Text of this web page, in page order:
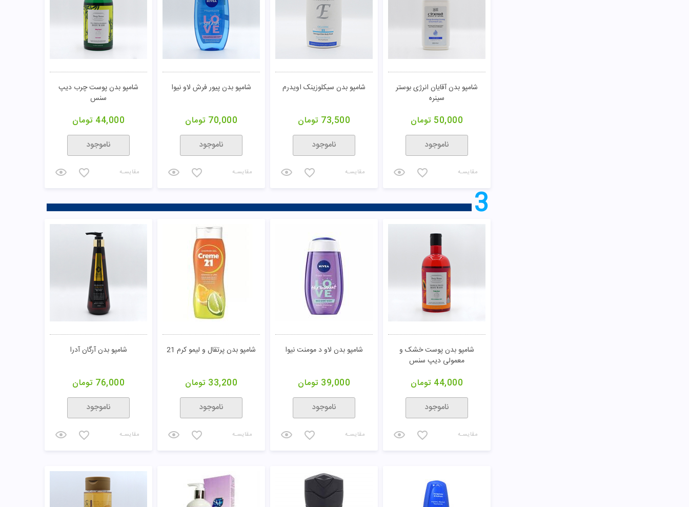
شامپو بدن آقایان انرژی بوستر
سینره
50,000 تومان
ناموجود
مقایسـه
شامپو بدن سیکلوزینک اویدرم
73,500 تومان
ناموجود
مقایسـه
شامپو بدن پیور فرش لاو نیوا
70,000 تومان
ناموجود
مقایسـه
شامپو بدن پوست چرب دیپ
سنس
44,000 تومان
ناموجود
مقایسـه
3
شامپو بدن پوست خشک و
معمولی دیپ سنس
44,000 تومان
ناموجود
مقایسـه
شامپو بدن لاو د مومنت نیوا
39,000 تومان
ناموجود
مقایسـه
شامپو بدن پرتقال و لیمو کرم 21
33,200 تومان
ناموجود
مقایسـه
شامپو بدن آرگان آدرا
76,000 تومان
ناموجود
مقایسـه